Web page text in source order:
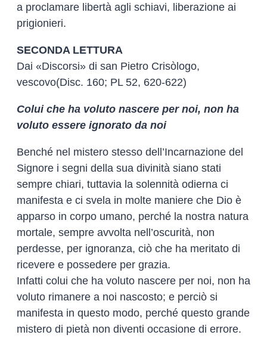
a proclamare libertà agli schiavi, liberazione ai
prigionieri.
SECONDA LETTURA
Dai «Discorsi» di san Pietro Crisòlogo,
vescovo(Disc. 160; PL 52, 620-622)
Colui che ha voluto nascere per noi, non ha
voluto essere ignorato da noi
Benché nel mistero stesso dell’Incarnazione del
Signore i segni della sua divinità siano stati
sempre chiari, tuttavia la solennità odierna ci
manifesta e ci svela in molte maniere che Dio è
apparso in corpo umano, perché la nostra natura
mortale, sempre avvolta nell’oscurità, non
perdesse, per ignoranza, ciò che ha meritato di
ricevere e possedere per grazia.
Infatti colui che ha voluto nascere per noi, non ha
voluto rimanere a noi nascosto; e perciò si
manifesta in questo modo, perché questo grande
mistero di pietà non diventi occasione di errore.